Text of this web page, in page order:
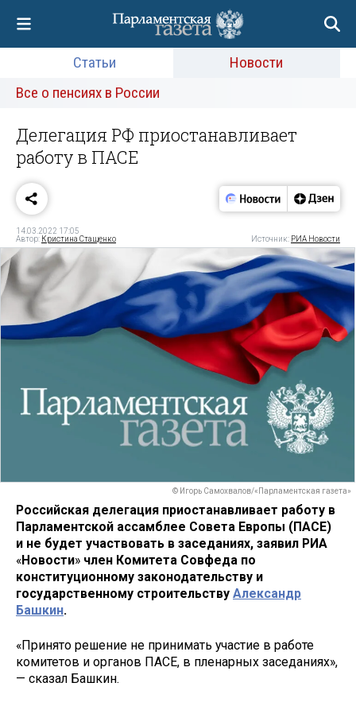
Статьи
Новости
Все о пенсиях в России
Делегация РФ приостанавливает
работу в ПАСЕ
14.03.2022 17:05
Автор: Кристина Стащенко Источник: РИА Новости
© Игорь Самохвалов/«Парламентская газета»
Российская делегация приостанавливает работу в
Парламентской ассамблее Совета Европы (ПАСЕ)
и не будет участвовать в заседаниях, заявил РИА
«Новости» член Комитета Совфеда по
конституционному законодательству и
государственному строительству Александр
Башкин.
«Принято решение не принимать участие в работе
комитетов и органов ПАСЕ, в пленарных заседаниях»,
— сказал Башкин.